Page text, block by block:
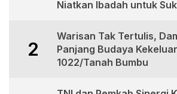
Niatkan Ibadah untuk
2
Warisan Tak Tertulis,
Panjang Budaya
1022/Tanah Bumbu